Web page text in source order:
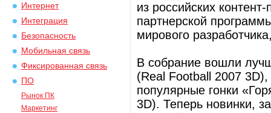
Интернет
Интеграция
Безопасность
Мобильная связь
Фиксированная связь
ПО
Рынок ПК
Маркетинг
из российских
партнерской
мирового
В собрание вошли
(Real Football 2007
популярные гонки
3D). Теперь новинки,